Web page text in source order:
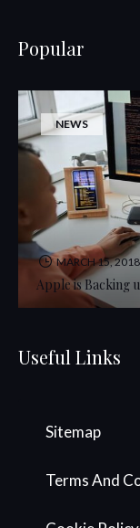
Popular
NEWS
MARCH 15, 2018
Apple is Backing
Useful Links
Sitemap
Terms And